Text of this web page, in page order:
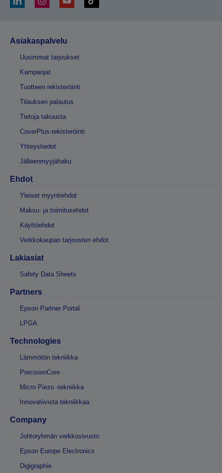
Asiakaspalvelu
Uusimmat tarjoukset
Kampanjat
Tuotteen rekisteröinti
Tilauksen palautus
Tietoja takuusta
CoverPlus-rekisteröinti
Yhteystiedot
Jälleenmyyjähaku
Ehdot
Yleiset myyntiehdot
Maksu- ja toimitusehdot
Käyttöehdot
Verkkokaupan tarjousten ehdot
Lakiasiat
Safety Data Sheets
Partners
Epson Partner Portal
LPGA
Technologies
Lämmötön tekniikka
PrecisionCore
Micro Piezo -tekniikka
Innovatiivista tekniikkaa
Company
Johtoryhmän verkkosivusto
Epson Europe Electronics
Digigraphie